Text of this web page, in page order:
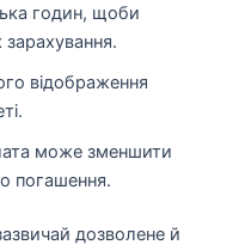
годин, щоби
відображення
може зменшити
погашення.
дозволене й